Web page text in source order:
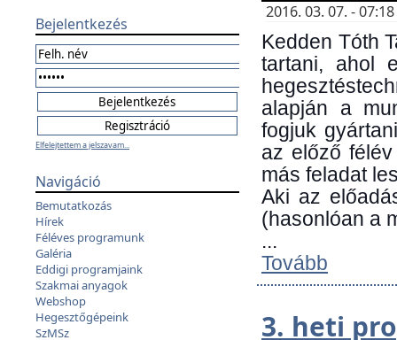
Bejelentkezés
Elfelejtettem a jelszavam...
Navigáció
Bemutatkozás
Hírek
Féléves programunk
Galéria
Eddigi programjaink
Szakmai anyagok
Webshop
Hegesztőgépeink
SzMSz
2016. 03. 07. -
Kedden Tóth
tartani, ahol
alapján a
fogjuk
az előző
más feladat
Aki az
(hasonlóan a
...
Tovább
3. heti